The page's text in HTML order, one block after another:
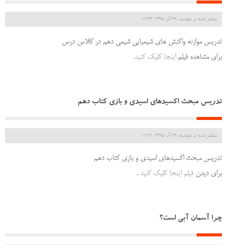
منتشر شده در دوشنبه, 29 آذر 1395 11:33
تدریس موازنه واکنش های شیمیایی شیمی دهم در کلاس درس
برای مشاهده فیلماینجا کلیک کنید.
تدریس مبحث اکسیدهای اسیدی و بازی کتاب دهم
منتشر شده در دوشنبه, 29 آذر 1395 11:31
تدریس مبحث اکسیدهای اسیدی و بازی کتاب دهم
برای دیدن فیلم اینجا کلیک کنید .
چرا آسمان آبی است؟